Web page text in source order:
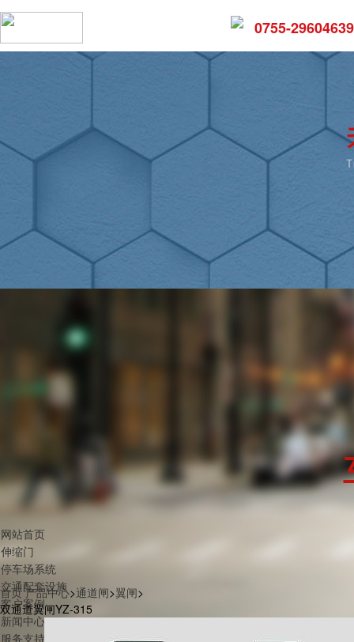
0755-29604639
网站首页
伸缩门
停车场系统
交通配套设施
客户案例
新闻中心
服务支持
首页 产品中心>通道闸>翼闸>
双通道翼闸YZ-315